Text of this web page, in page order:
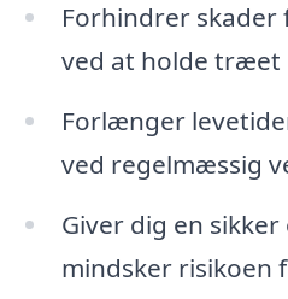
Forhindrer skader
ved at holde
Forlænger
ved regelmæssig
Giver dig en
mindsker risikoen